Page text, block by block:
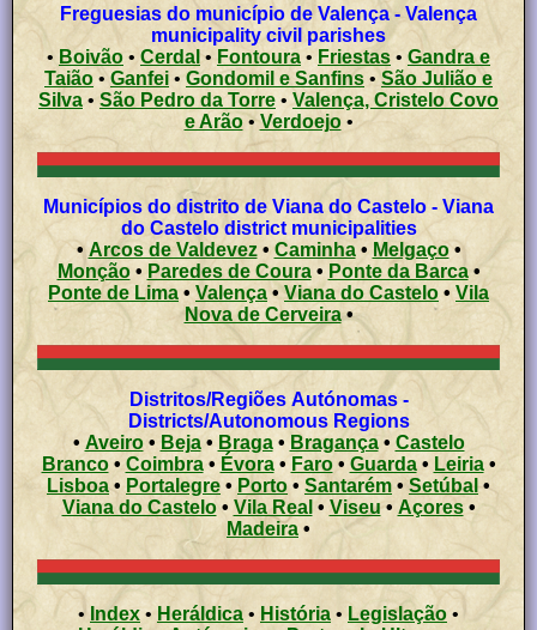
Freguesias do município de Valença - Valença
municipality civil parishes
• Boivão • Cerdal • Fontoura • Friestas • Gandra e
Taião • Ganfei • Gondomil e Sanfins •São Julião e
Silva • São Pedro da Torre •Valença, Cristelo Covo
e Arão•Verdoejo•
Municípios do distrito de Viana do Castelo - Viana
do Castelo district municipalities
• Arcos de Valdevez• Caminha• Melgaço•
Monção• Paredes de Coura• Ponte da Barca•
Ponte de Lima • Valença•Viana do Castelo • Vila
Nova de Cerveira•
Distritos/Regiões Autónomas -
Districts/Autonomous Regions
• Aveiro• Beja• Braga• Bragança• Castelo
Branco• Coimbra• Évora• Faro• Guarda• Leiria•
Lisboa• Portalegre • Porto• Santarém • Setúbal•
Viana do Castelo• Vila Real • Viseu• Açores •
Madeira •
• Index • Heráldica • História • Legislação •